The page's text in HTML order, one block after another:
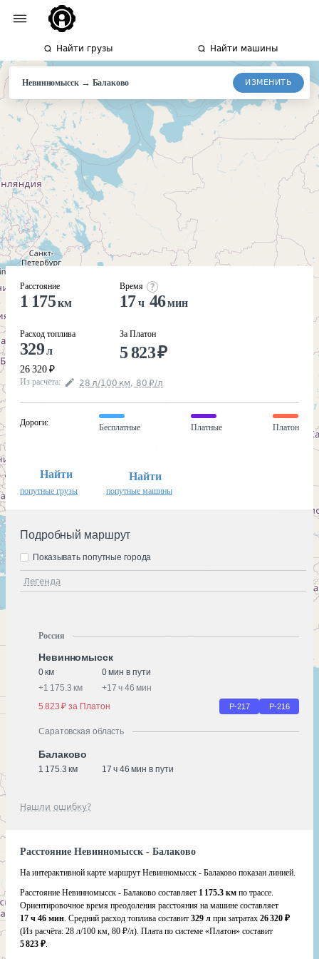
Найти грузы Найти машины
Невинномысск→ Балаково ИЗМЕНИТЬ
Расстояние
1 175км
Расход топлива
329л
26 320 ₽
Время
17ч 46мин
За Платон
5 823₽
Из расчёта: 28 л/100 км, 80 ₽/л
Дороги:
Бесплатные Платные Платон
Найти
попутные грузы
Найти
попутные машины
Подробный маршрут
Легенда
Показывать попутные города
Россия
Невинномысск
0 км
0 мин в пути
+1 175.3 км +17 ч 46 мин
5 823 ₽ за Платон
Р-217 Р-216
Саратовская область
Балаково
1 175.3 км 17 ч 46 мин в пути
Нашли ошибку?
Расстояние Невинномысск - Балаково
На интерактивной карте маршрут Невинномысск - Балаково показан линией.
Расстояние Невинномысск - Балаково составляет 1 175.3 км по трассе.
Ориентировочное время преодоления расстояния на машине составляет
17 ч 46 мин. Средний расход топлива составит 329 л при затратах 26 320 ₽
(Из расчёта: 28 л/100 км, 80 ₽/л). Плата по системе «Платон» составит
5 823 ₽.